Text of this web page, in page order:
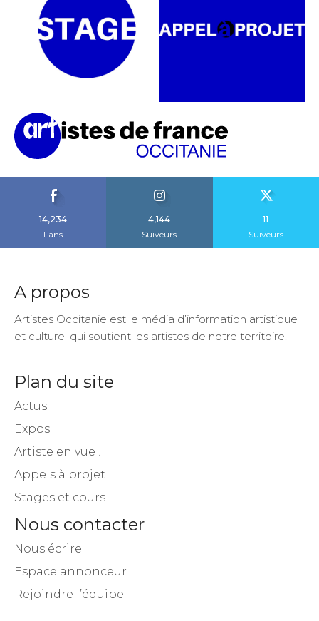
14,234
Fans
4,144
Suiveurs
11
Suiveurs
A propos
Artistes Occitanie est le média d’information artistique
et culturel qui soutient les artistes de notre territoire.
Plan du site
Actus
Expos
Artiste en vue !
Appels à projet
Stages et cours
Nous contacter
Nous écrire
Espace annonceur
Rejoindre l’équipe